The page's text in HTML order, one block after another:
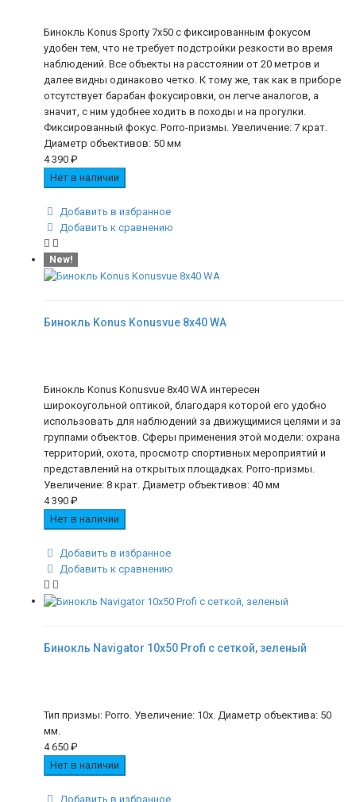
Бинокль Konus Sporty 7x50 с фиксированным фокусом
удобен тем, что не требует подстройки резкости во время
наблюдений. Все объекты на расстоянии от 20 метров и
далее видны одинаково четко. К тому же, так как в приборе
отсутствует барабан фокусировки, он легче аналогов, а
значит, с ним удобнее ходить в походы и на прогулки.
Фиксированный фокус. Porro-призмы. Увеличение: 7 крат.
Диаметр объективов: 50 мм
4 390 ₽
Нет в наличии
Добавить в избранное
Добавить к сравнению
New!
Бинокль Konus Konusvue 8x40 WA
Бинокль Konus Konusvue 8x40 WA интересен
широкоугольной оптикой, благодаря которой его удобно
использовать для наблюдений за движущимися целями и за
группами объектов. Сферы применения этой модели: охрана
территорий, охота, просмотр спортивных мероприятий и
представлений на открытых площадках. Porro-призмы.
Увеличение: 8 крат. Диаметр объективов: 40 мм
4 390 ₽
Нет в наличии
Добавить в избранное
Добавить к сравнению
Бинокль Navigator 10х50 Profi с сеткой, зеленый
Тип призмы: Porro. Увеличение: 10х. Диаметр объектива: 50
мм.
4 650 ₽
Нет в наличии
Добавить в избранное